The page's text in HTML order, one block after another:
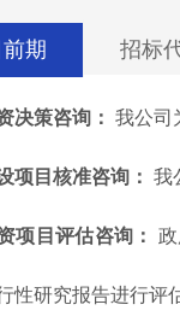
况
期 招标
决策咨询： 我公司
项目核准咨询： 我
项目评估咨询：
性研究报告进行评